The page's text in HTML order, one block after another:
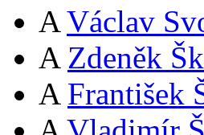
A Václav
A Zdeněk
A František